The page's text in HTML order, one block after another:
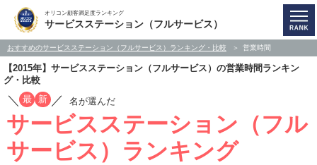
オリコン顧客満足度ランキング
サービスステーション（フルサービス）
おすすめのサービスステーション（フルサービス）ランキング・比較 営業時間
【2015年】サービスステーション（フルサービス）の営業時間ランキン
グ・比較
／ 最 新 ／ 名が選んだ
サービスステーション（フル
サービス）ランキング